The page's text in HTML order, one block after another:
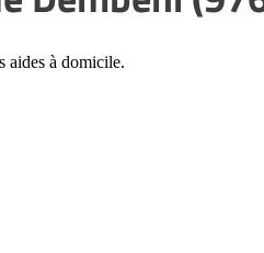
aides à domicile.